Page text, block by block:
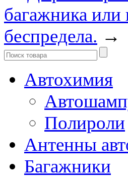
багажника или
беспредела. →
Автохимия
Полироли
Антенны
Багажники